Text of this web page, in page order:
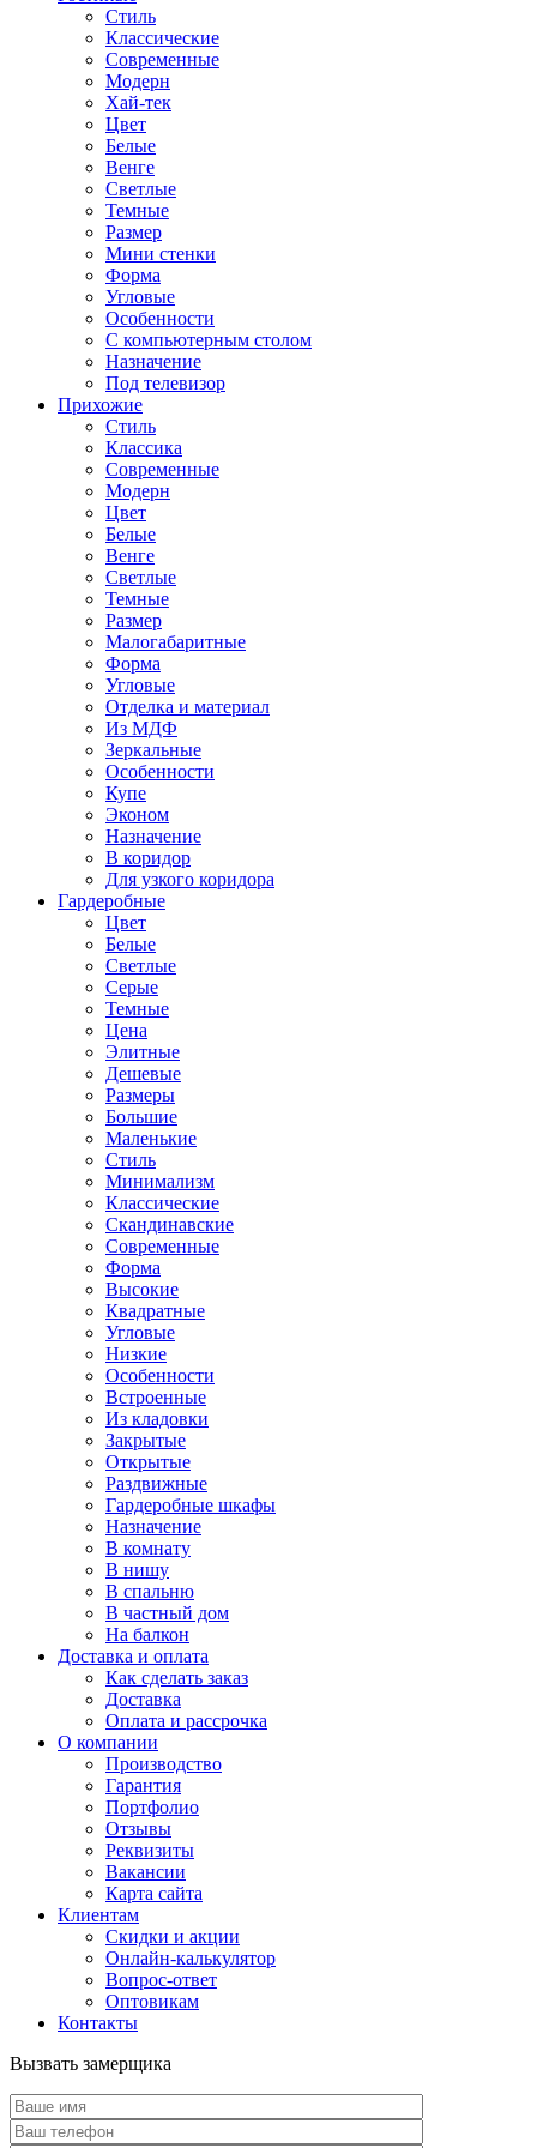
Стиль
Классические
Современные
Модерн
Хай-тек
Цвет
Белые
Венге
Светлые
Темные
Размер
Мини стенки
Форма
Угловые
Особенности
С компьютерным столом
Назначение
Под телевизор
Прихожие
Стиль
Классика
Современные
Модерн
Цвет
Белые
Венге
Светлые
Темные
Размер
Малогабаритные
Форма
Угловые
Отделка и материал
Из МДФ
Зеркальные
Особенности
Купе
Эконом
Назначение
В коридор
Для узкого коридора
Гардеробные
Цвет
Белые
Светлые
Серые
Темные
Цена
Элитные
Дешевые
Размеры
Большие
Маленькие
Стиль
Минимализм
Классические
Скандинавские
Современные
Форма
Высокие
Квадратные
Угловые
Низкие
Особенности
Встроенные
Из кладовки
Закрытые
Открытые
Раздвижные
Гардеробные шкафы
Назначение
В комнату
В нишу
В спальню
В частный дом
На балкон
Доставка и оплата
Как сделать заказ
Доставка
Оплата и рассрочка
О компании
Производство
Гарантия
Портфолио
Отзывы
Реквизиты
Вакансии
Карта сайта
Клиентам
Скидки и акции
Онлайн-калькулятор
Вопрос-ответ
Оптовикам
Контакты
Вызвать замерщика